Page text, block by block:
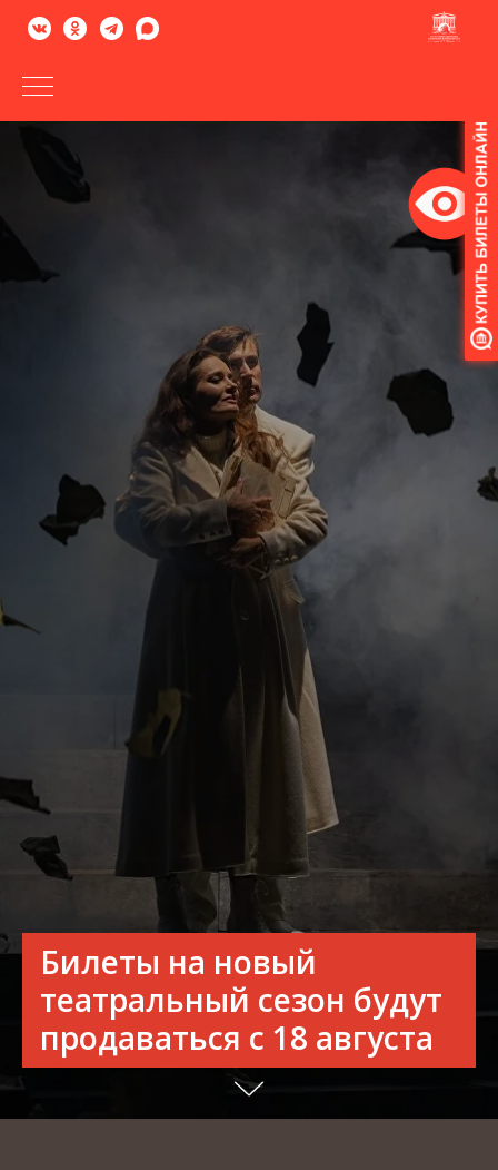
Версия
Билеты на новый
театральный сезон будут
продаваться с 18 августа